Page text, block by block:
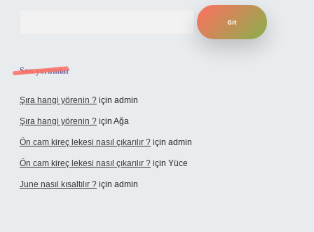
Son yorumlar
Şıra hangi yörenin ? için admin
Şıra hangi yörenin ? için Ağa
Ön cam kireç lekesi nasıl çıkarılır ? için admin
Ön cam kireç lekesi nasıl çıkarılır ? için Yüce
June nasıl kısaltılır ? için admin